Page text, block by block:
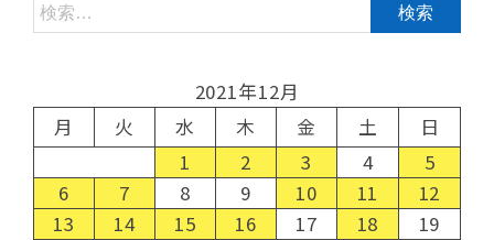
2021年12月
月
火 水 木 金 土
日
1
2 3 4
5
6
7 8 9 10 11
12
13
14 15 16 17 18
19